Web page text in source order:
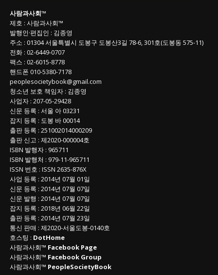
목
록
사람과사회™
제호 : 사람과사회™
발행인·편집인 : 김종영
주소 : 01304서울특별시 도봉구 도봉산3길 78-6, 301호(도봉동 575-11)
전화 : 02-6449-0707
팩스 : 02-6015-8778
핸드폰 010-5380-7178
peoplesocietybook@gmail.com
청소년 보호 책임자 : 김종영
사업자 : 207-05-29428
신문 등록 : 서울 아 03231
잡지 등록 : 도봉 바 00014
출판 등록 : 251002014000209
출판 신고 : 제2020-000004호
ISBN 발행자 : 965711
ISBN 발행처 : 979-11-965711
ISSN 번호 : ISSN 2635-876X
사업 등록 : 2014년 07월 01일
신문 등록 : 2014년 07월 07일
신문 발행 : 2014년 07월 07일
잡지 등록 : 2018년 06월 22일
출판 등록 : 2014년 07월 23일
통신 판매 : 제2020-서울도봉-0140호
호스팅 : DotHome
사람과사회™ Facebook Page
사람과사회™ Facebook Group
사람과사회™ PeopleSocietyBook